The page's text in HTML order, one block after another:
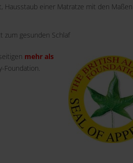
Hausstaub einer Matratze mit den
zum gesunden Schlaf
mehr als
Foundation.